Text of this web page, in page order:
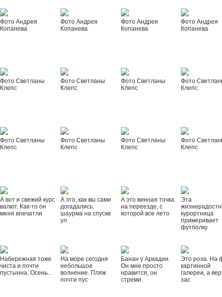
Фото Андрея
Копанева
Фото Андрея
Копанева
Фото Андрея
Копанева
Фото Андрея
Копанева
Фото Светланы
Клепс
Фото Светланы
Клепс
Фото Светланы
Клепс
Фото
Клепс
Фото Светланы
Клепс
Фото Светланы
Клепс
Фото Светланы
Клепс
Фото
Клепс
А вот и свежий курс
валют. Как-то он
меня впечатли
А это, как вы сами
догадались,
шаурма на спуске
ул
А это винная точка
на переезде, с
которой все лето
Эта
курортница
примеривает
футболку
Набережная тоже
чиста и почти
пустынна. Осень...
На море сегодня
небольшое
волнение. Пляж
почти пус
Банан у Аркадии.
Он мне просто
нравится, он
стреми
Это роза. На
картинной
галереи, а
зас